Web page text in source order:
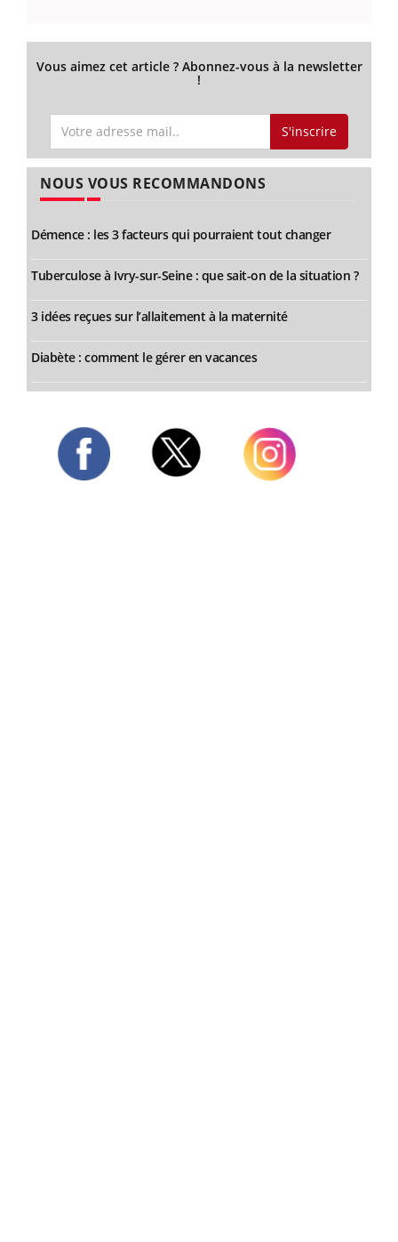
Vous aimez cet article ? Abonnez-vous à la newsletter
!
S'inscrire
NOUS VOUS RECOMMANDONS
Démence : les 3 facteurs qui pourraient tout changer
Tuberculose à Ivry-sur-Seine : que sait-on de la situation ?
3 idées reçues sur l’allaitement à la maternité
Diabète : comment le gérer en vacances